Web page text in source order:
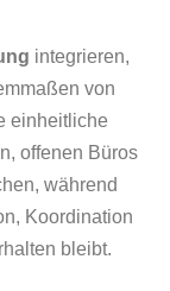
integrieren,
von
einheitliche
offenen Büros
während
Koordination
bleibt.